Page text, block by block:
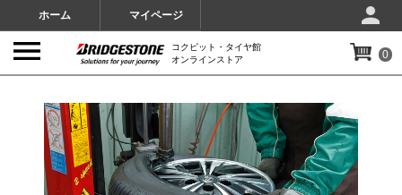
ホーム マイページ
コクピット・タイヤ館
オンラインストア
0